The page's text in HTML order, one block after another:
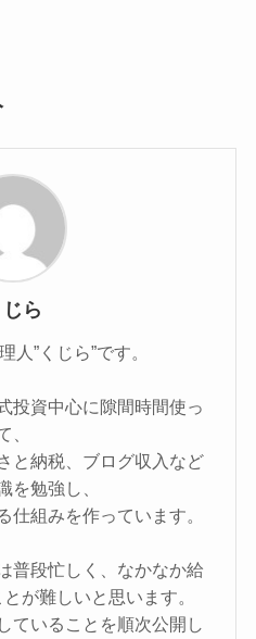
じら
人”くじら”です。
投資中心に隙間時間使っ
、
と納税、ブログ収入など
を勉強し、
仕組みを作っています。
普段忙しく、なかなか給
が難しいと思います。
ていることを順次公開し